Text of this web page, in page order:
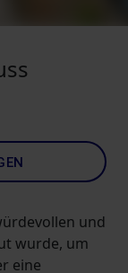
und
wurde, um
eine